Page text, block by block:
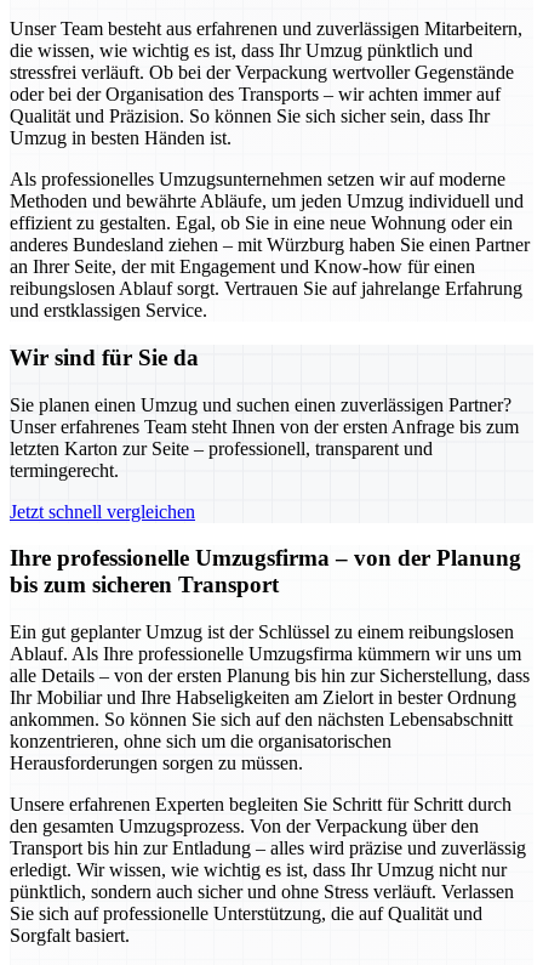
Unser Team besteht aus erfahrenen und zuverlässigen Mitarbeitern,
die wissen, wie wichtig es ist, dass Ihr Umzug pünktlich und
stressfrei verläuft. Ob bei der Verpackung wertvoller Gegenstände
oder bei der Organisation des Transports – wir achten immer auf
Qualität und Präzision. So können Sie sich sicher sein, dass Ihr
Umzug in besten Händen ist.
Als professionelles Umzugsunternehmen setzen wir auf moderne
Methoden und bewährte Abläufe, um jeden Umzug individuell und
effizient zu gestalten. Egal, ob Sie in eine neue Wohnung oder ein
anderes Bundesland ziehen – mit Würzburg haben Sie einen Partner
an Ihrer Seite, der mit Engagement und Know-how für einen
reibungslosen Ablauf sorgt. Vertrauen Sie auf jahrelange Erfahrung
und erstklassigen Service.
Wir sind für Sie da
Sie planen einen Umzug und suchen einen zuverlässigen Partner?
Unser erfahrenes Team steht Ihnen von der ersten Anfrage bis zum
letzten Karton zur Seite – professionell, transparent und
termingerecht.
Jetzt schnell vergleichen
Ihre professionelle Umzugsfirma – von der Planung
bis zum sicheren Transport
Ein gut geplanter Umzug ist der Schlüssel zu einem reibungslosen
Ablauf. Als Ihre professionelle Umzugsfirma kümmern wir uns um
alle Details – von der ersten Planung bis hin zur Sicherstellung, dass
Ihr Mobiliar und Ihre Habseligkeiten am Zielort in bester Ordnung
ankommen. So können Sie sich auf den nächsten Lebensabschnitt
konzentrieren, ohne sich um die organisatorischen
Herausforderungen sorgen zu müssen.
Unsere erfahrenen Experten begleiten Sie Schritt für Schritt durch
den gesamten Umzugsprozess. Von der Verpackung über den
Transport bis hin zur Entladung – alles wird präzise und zuverlässig
erledigt. Wir wissen, wie wichtig es ist, dass Ihr Umzug nicht nur
pünktlich, sondern auch sicher und ohne Stress verläuft. Verlassen
Sie sich auf professionelle Unterstützung, die auf Qualität und
Sorgfalt basiert.